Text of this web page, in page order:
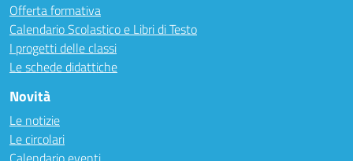
Offerta formativa
Calendario Scolastico e Libri di Testo
I progetti delle classi
Le schede didattiche
Novità
Le notizie
Le circolari